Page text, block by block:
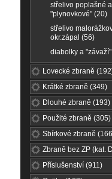
střelivo poplašné a
"plynovkové" (20)
střelivo
okr.zápal (56)
diabolky a
Lovecké zbraně
Krátké zbraně (349)
Dlouhé zbraně (193)
Použité zbraně (305)
Sbírkové zbraně
Zbraně bez ZP (kat.
Příslušenství (911)